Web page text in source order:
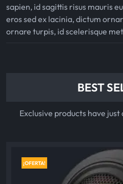
sapien, id sagittis risus mauris
eros sed ex lacinia, dictum
ornare turpis, id scelerisque
BEST
Exclusive products have
¡OFERTA!